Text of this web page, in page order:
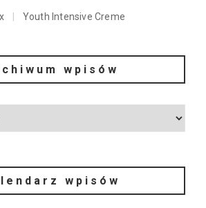
Youth Intensive Creme
wpisów
wpisów